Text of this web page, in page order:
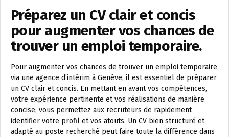
Préparez un CV clair et concis
pour augmenter vos chances de
trouver un emploi temporaire.
Pour augmenter vos chances de trouver un emploi temporaire
via une agence d’intérim à Genève, il est essentiel de préparer
un CV clair et concis. En mettant en avant vos compétences,
votre expérience pertinente et vos réalisations de manière
concise, vous permettez aux recruteurs de rapidement
identifier votre profil et vos atouts. Un CV bien structuré et
adapté au poste recherché peut faire toute la différence dans